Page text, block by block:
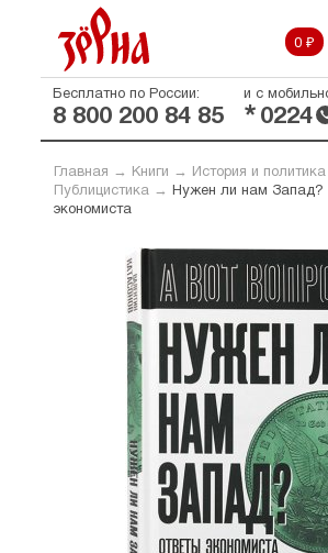
0 ₽
Бесплатно по России:
8 800 200 84 85
и с
* 0224
Главная → Книги → История и политика
Публицистика→
Нужен ли нам Запад?
экономиста